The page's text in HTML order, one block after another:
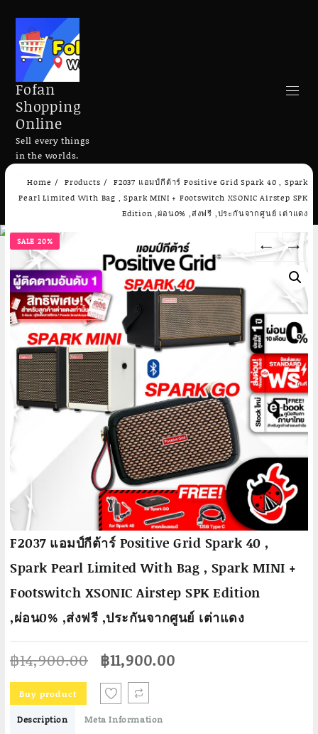
Skip
content
Fofan
Shopping
Online
Sell every things
in the worlds.
Search
Home Products
F2037 แอมป์กีต้าร์ Positive Grid Spark 40 , Spark
Pearl Limited With Bag , Spark MINI + Footswitch XSONIC Airstep SPK
Edition ,ผ่อน0% ,ส่งฟรี ,ประกันจากศูนย์ เต่าแดง
SALE 20% ← →
F2037 แอมป์กีต้าร์ Positive Grid Spark 40 ,
Spark Pearl Limited With Bag , Spark MINI +
Footswitch XSONIC Airstep SPK Edition
,ผ่อน0% ,ส่งฟรี ,ประกันจากศูนย์ เต่าแดง
฿14,900.00 Original
price
was:
฿14,900.00.
฿11,900.00Current
Buy product
Description Meta Information
Add to cart Add to cart